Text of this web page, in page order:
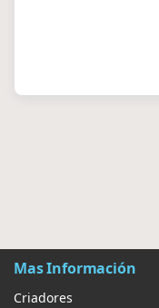
Mas Información
Criadores